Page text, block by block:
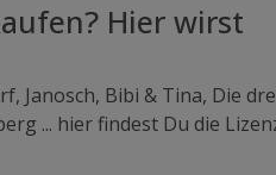
Hier wirst
Janosch, Bibi & Tina, Die
... hier findest Du die